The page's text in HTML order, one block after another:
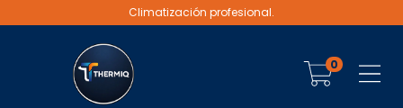
Climatización profesional.
0